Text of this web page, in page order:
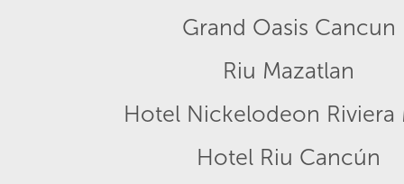
Grand Oasis Cancun
Riu Mazatlan
Hotel Nickelodeon Riviera
Hotel Riu Cancún